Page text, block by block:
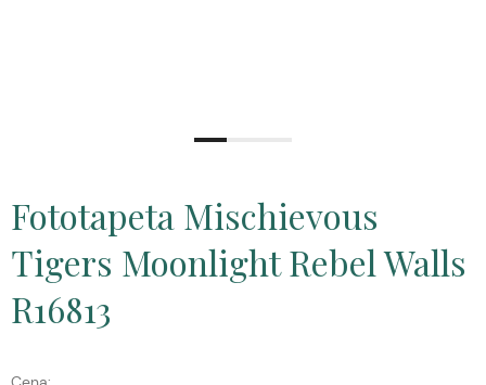
Fototapeta Mischievous
Tigers Moonlight Rebel Walls
R16813